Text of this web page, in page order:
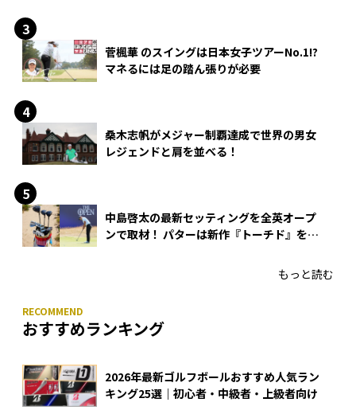
菅楓華 のスイングは日本女子ツアーNo.1!?
マネるには足の踏ん張りが必要
桑木志帆がメジャー制覇達成で世界の男女
レジェンドと肩を並べる！
中島啓太の最新セッティングを全英オープ
ンで取材！ パターは新作『トーチド』を投
もっと読む
おすすめランキング
2026年最新ゴルフボールおすすめ人気ラン
キング25選｜初心者・中級者・上級者向け